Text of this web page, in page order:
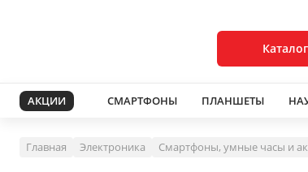
Каталог
АКЦИИ СМАРТФОНЫ ПЛАНШЕТЫ
Главная Электроника Смартфоны, умные часы и